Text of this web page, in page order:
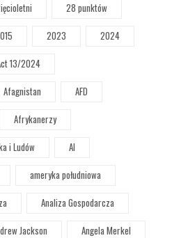
28 punktów
2023
2024
13/2024
Afagnistan
AFD
Afrykanerzy
i Ludów
AI
ameryka południowa
Analiza Gospodarcza
Jackson
Angela Merkel